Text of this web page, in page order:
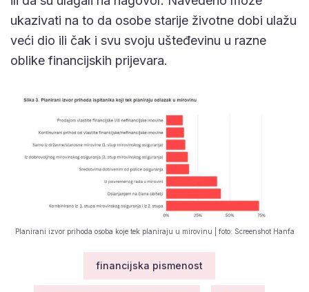
ukazivati na to da osobe starije životne dobi ulažu
veći dio ili čak i svu svoju ušteđevinu u razne
oblike financijskih prijevara.
Planirani izvor prihoda osoba koje tek planiraju u mirovinu | foto: Screenshot Hanfa
financijska pismenost